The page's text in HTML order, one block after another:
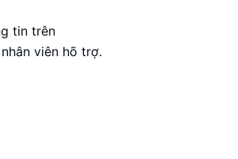
tin trên
viên hõ trợ.